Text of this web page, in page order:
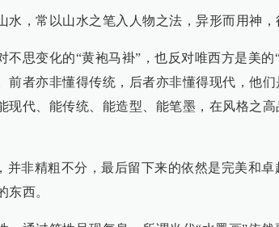
水，常以山水之笔入人物之法，异形而用神，
不思变化的“黄袍马褂”，也反对唯西方是美的
前者亦非懂得传统，后者亦非懂得现代，他们
现代、能传统、能造型、能笔墨，在风格之
并非精粗不分，最后留下来的依然是完美和
东西。